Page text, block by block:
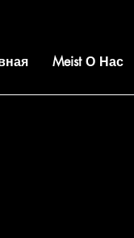
Meist О Нас